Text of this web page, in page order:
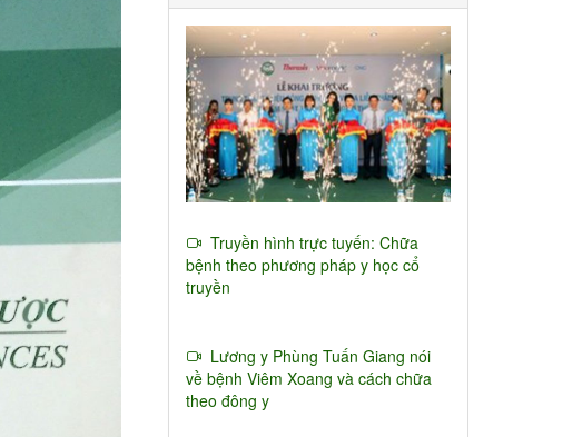
Truyền hình trực tuyến: Chữa
bệnh theo phương pháp y học cổ
truyền
Lương y Phùng Tuấn Giang nói
về bệnh Viêm Xoang và cách chữa
theo đông y